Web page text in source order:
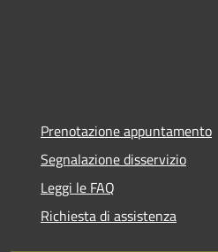
Prenotazione appuntamento
Segnalazione disservizio
Leggi le FAQ
Richiesta di assistenza